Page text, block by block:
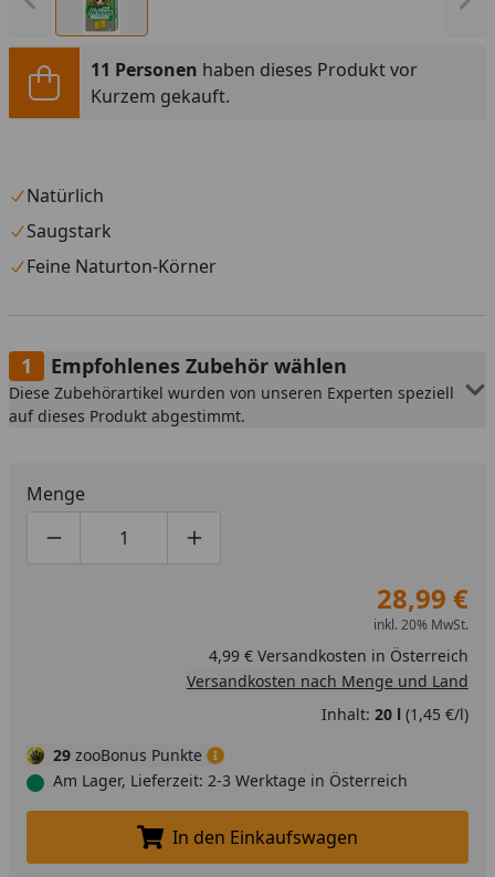
11 Personen haben dieses Produkt vor
Kurzem gekauft.
Natürlich
Saugstark
Feine Naturton-Körner
Empfohlenes Zubehör wählen
Diese Zubehörartikel wurden von unseren Experten speziell
auf dieses Produkt abgestimmt.
Menge
Produktmenge um eins verringern
Produktmenge manuell eingeben
Produktmenge um eins erhöhen
28,99 €
inkl. 20% MwSt.
4,99 € Versandkosten in Österreich
Versandkosten nach Menge und Land
Inhalt: 20 l (1,45 €/l)
29 zooBonus Punkte
Am Lager, Lieferzeit: 2-3 Werktage in Österreich
In den Einkaufswagen legen
In den Einkaufswagen